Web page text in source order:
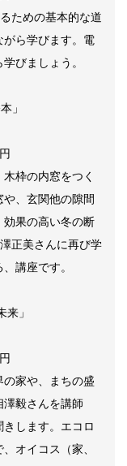
ための基本的な道
がら学びます。電
びましょう。
」
枠の内窓をつく
や、玄関他の隙間
効果の高い冬の断
正美さんに再び学
講座です。
」
家や、まちの盛
毅さんを講師
します。エコロ
オイコス（家、